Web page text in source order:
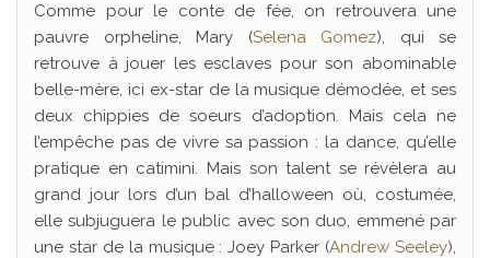
Comme pour le conte de fée, on retrouvera une
pauvre orpheline, Mary (Selena Gomez), qui se
retrouve à jouer les esclaves pour son abominable
belle-mère, ici ex-star de la musique démodée, et ses
deux chippies de soeurs d’adoption. Mais cela ne
l’empêche pas de vivre sa passion : la dance, qu’elle
pratique en catimini. Mais son talent se révèlera au
grand jour lors d’un bal d’halloween où, costumée,
elle subjuguera le public avec son duo, emmené par
une star de la musique : Joey Parker (Andrew Seeley),